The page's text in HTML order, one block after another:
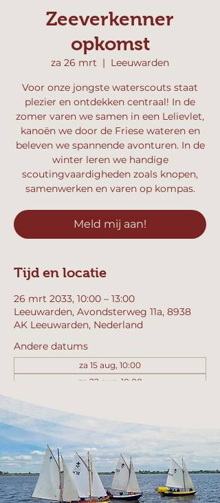
Zeeverkenner
opkomst
za 26 mrt
  |
Leeuwarden
Voor onze jongste waterscouts staat
plezier en ontdekken centraal! In de
zomer varen we samen in een Lelievlet,
kanoën we door de Friese wateren en
beleven we spannende avonturen. In de
winter leren we handige
scoutingvaardigheden zoals knopen,
samenwerken en varen op kompas.
Meld mij aan!
Tijd en locatie
26 mrt 2033, 10:00 – 13:00
Leeuwarden, Avondsterweg 11a, 8938
AK Leeuwarden, Nederland
Andere datums
za 15 aug, 10:00
za 22 aug, 10:00
Bekijk alle 357 datums
Meld mij aan!